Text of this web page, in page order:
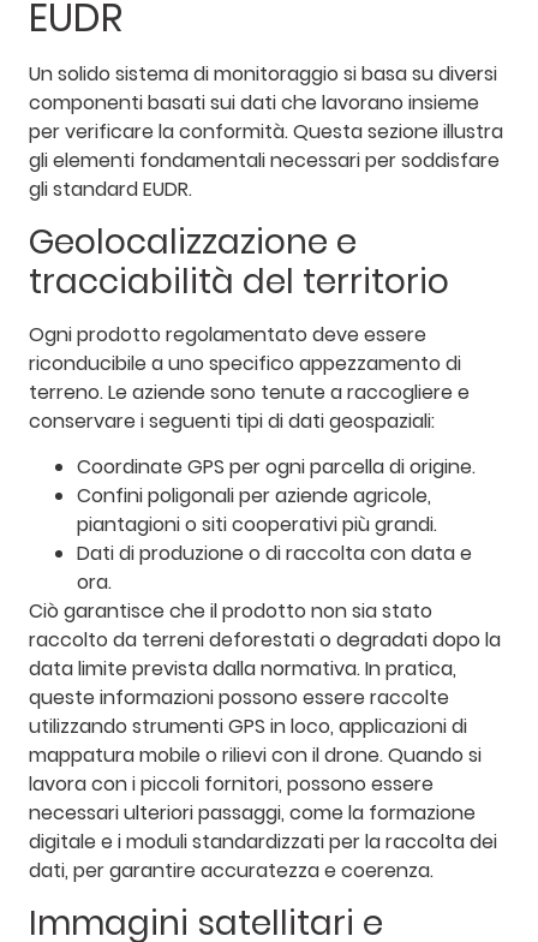
EUDR
Un solido sistema di monitoraggio si basa su diversi
componenti basati sui dati che lavorano insieme
per verificare la conformità. Questa sezione illustra
gli elementi fondamentali necessari per soddisfare
gli standard EUDR.
Geolocalizzazione e
tracciabilità del territorio
Ogni prodotto regolamentato deve essere
riconducibile a uno specifico appezzamento di
terreno. Le aziende sono tenute a raccogliere e
conservare i seguenti tipi di dati geospaziali:
Coordinate GPS per ogni parcella di origine.
Confini poligonali per aziende agricole,
piantagioni o siti cooperativi più grandi.
Dati di produzione o di raccolta con data e
ora.
Ciò garantisce che il prodotto non sia stato
raccolto da terreni deforestati o degradati dopo la
data limite prevista dalla normativa. In pratica,
queste informazioni possono essere raccolte
utilizzando strumenti GPS in loco, applicazioni di
mappatura mobile o rilievi con il drone. Quando si
lavora con i piccoli fornitori, possono essere
necessari ulteriori passaggi, come la formazione
digitale e i moduli standardizzati per la raccolta dei
dati, per garantire accuratezza e coerenza.
Immagini satellitari e